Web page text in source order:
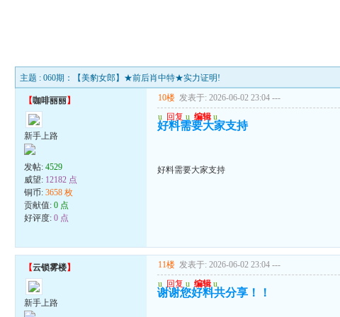
主题 : 060期：【美豹女郎】★前后肖中特★实力证明!
【咖啡丽丽】
新手上路
发帖:4529
威望: 12182 点
铜币:3658 枚
贡献值:0 点
好评度:0 点
10楼 发表于: 2026-06-02 23:04 ---
u 回复 u 编辑 u
好料需要大家支持
好料需要大家支持
【云锁雾楼】
新手上路
11楼 发表于: 2026-06-02 23:04 ---
u 回复 u 编辑 u
谢谢您好料共分享！！